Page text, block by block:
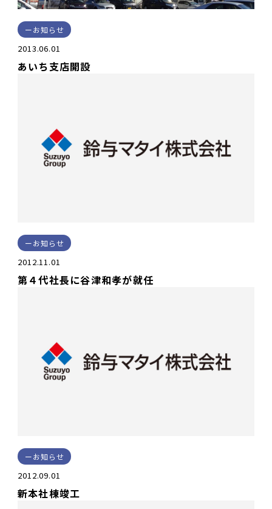
お知らせ
2013.06.01
あいち支店開設
お知らせ
2012.11.01
第４代社長に谷津和孝が就任
お知らせ
2012.09.01
新本社棟竣工